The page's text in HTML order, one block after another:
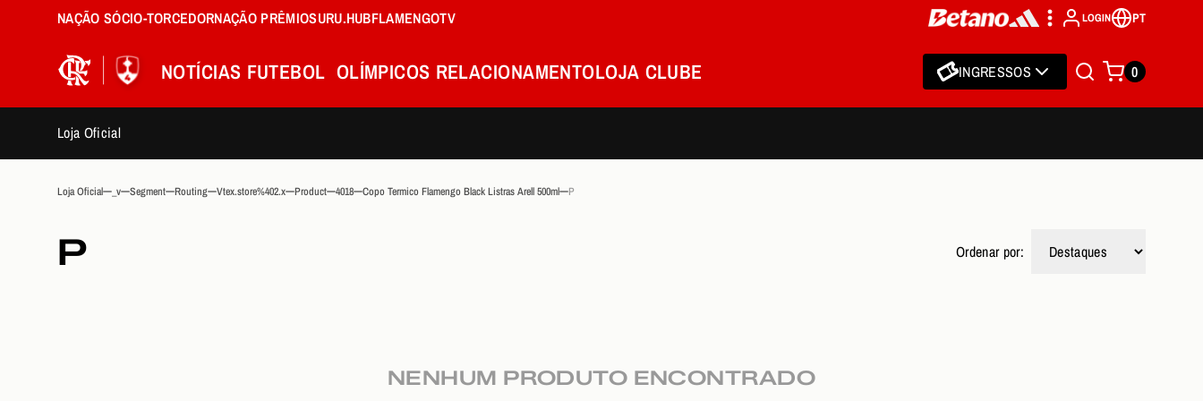
NAÇÃO SÓCIO-TORCEDORNAÇÃO PRÊMIOSURU.HUBFLAMENGOTV LOGIN PT
NOTÍCIAS FUTEBOL OLÍMPICOS RELACIONAMENTOLOJA CLUBE INGRESSOS 0
Loja Oficial
Loja Oficial _v Segment Routing Vtex.store%402.x Product 4018 Copo Termico Flamengo Black Listras Arell 500ml P
P Ordenar por:
NENHUM PRODUTO ENCONTRADO